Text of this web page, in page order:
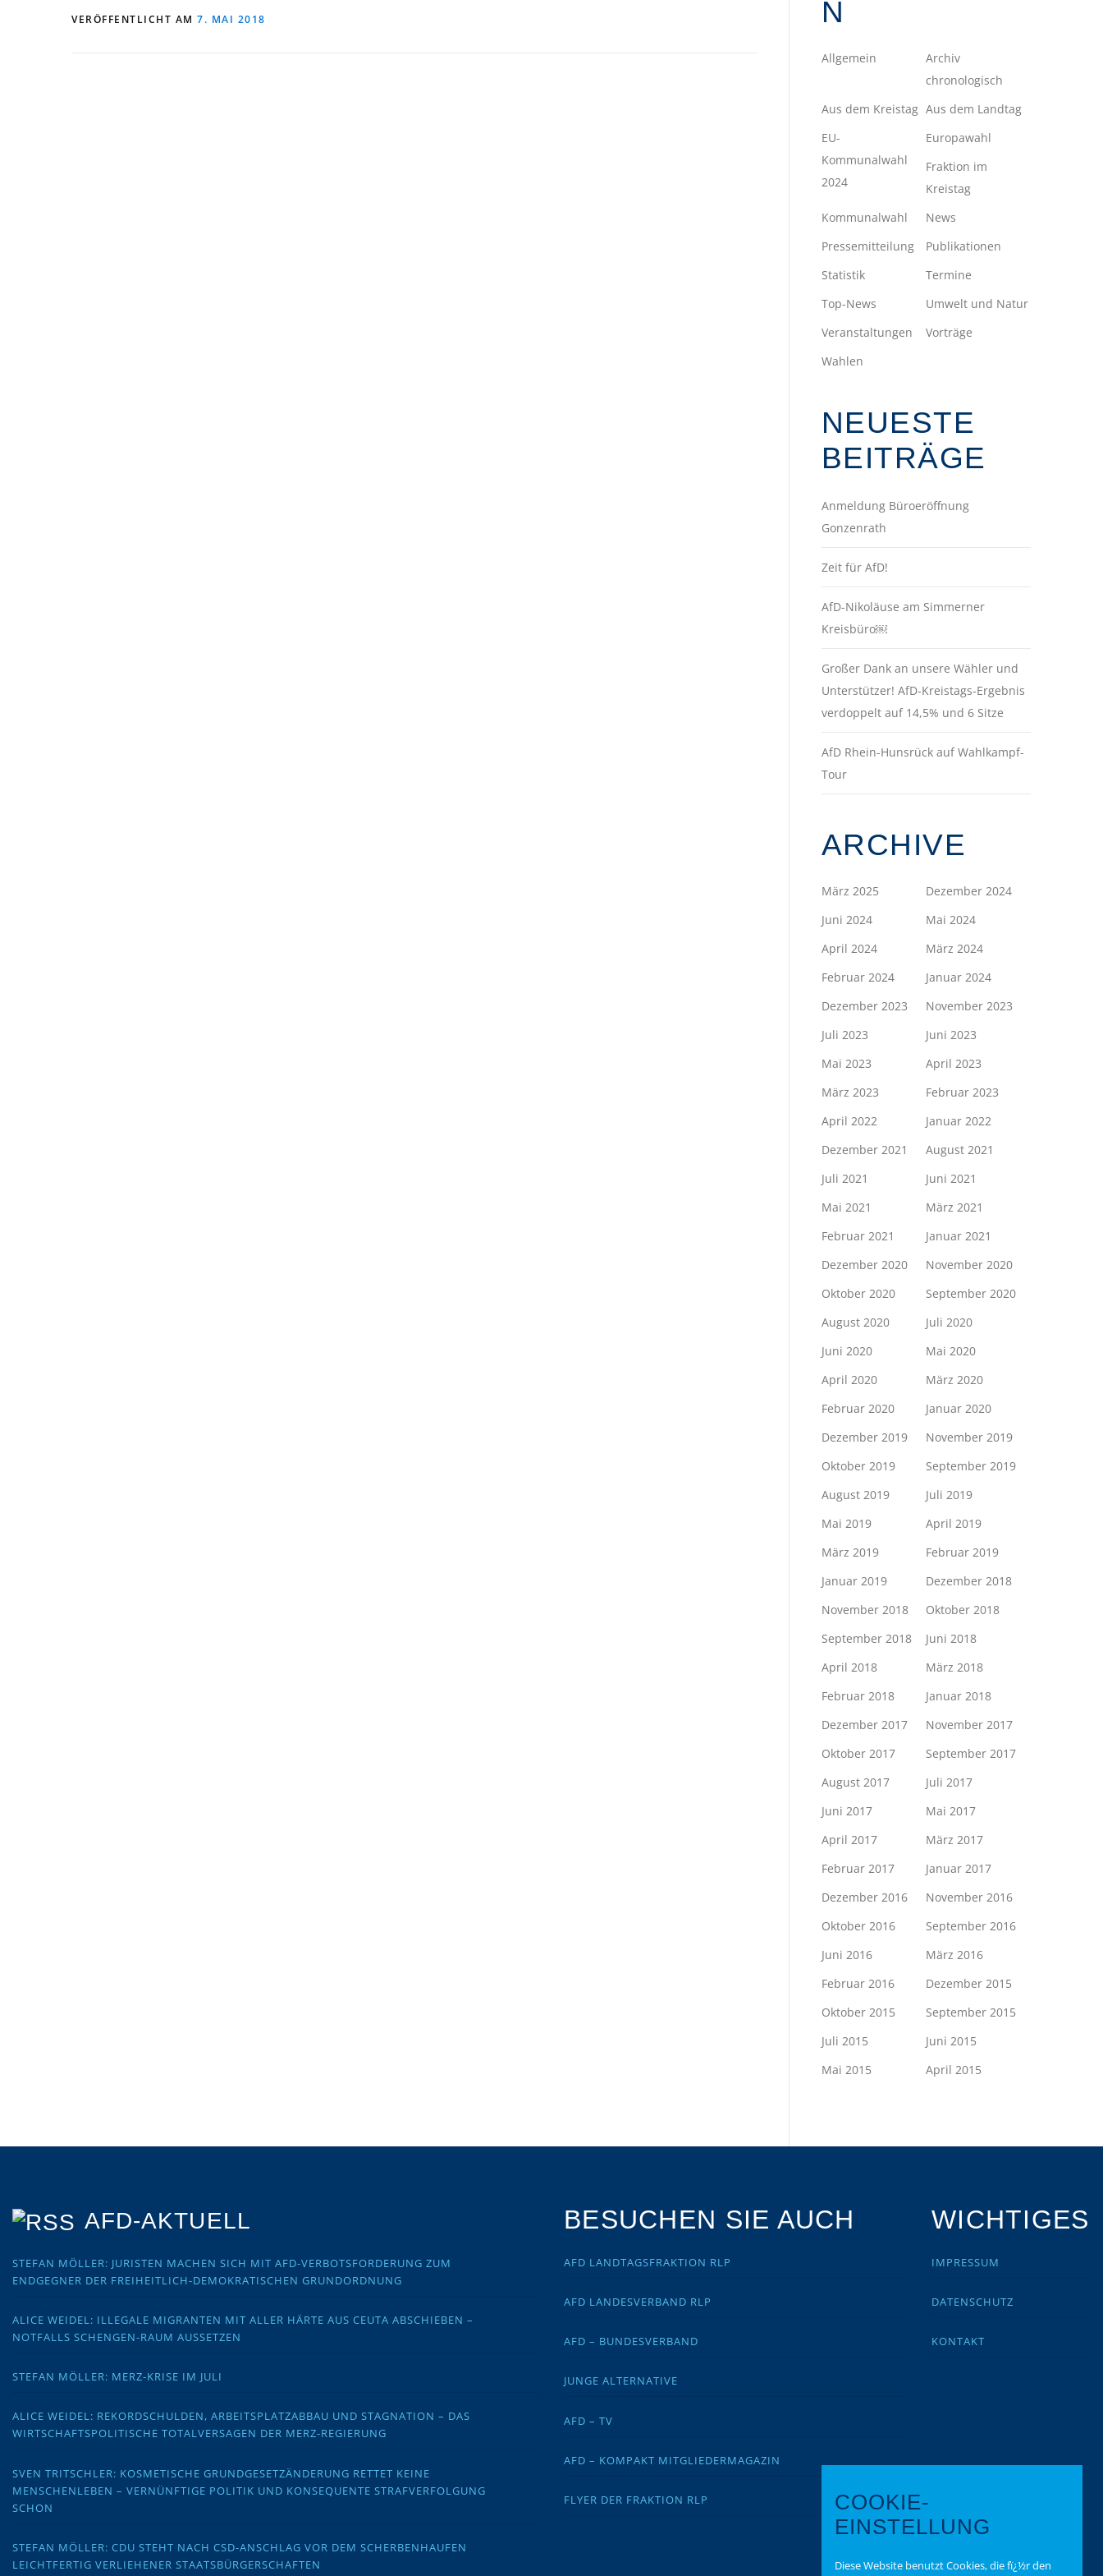
VERÖFFENTLICHT AM 7. MAI 2018
N
Allgemein
Archiv
chronologisch
Aus dem Kreistag Aus dem Landtag
EU-
Kommunalwahl
2024
Europawahl
Fraktion im
Kreistag
Kommunalwahl
News
Pressemitteilung
Publikationen
Statistik
Termine
Top-News
Umwelt und Natur
Veranstaltungen
Vorträge
Wahlen
NEUESTE
BEITRÄGE
Anmeldung Büroeröffnung
Gonzenrath
Zeit für AfD!
AfD-Nikoläuse am Simmerner
Kreisbüro￼
Großer Dank an unsere Wähler und
Unterstützer! AfD-Kreistags-Ergebnis
verdoppelt auf 14,5% und 6 Sitze
AfD Rhein-Hunsrück auf Wahlkampf-
Tour
ARCHIVE
März 2025
Dezember 2024
Juni 2024
Mai 2024
April 2024
März 2024
Februar 2024
Januar 2024
Dezember 2023
November 2023
Juli 2023
Juni 2023
Mai 2023
April 2023
März 2023
Februar 2023
April 2022
Januar 2022
Dezember 2021
August 2021
Juli 2021
Juni 2021
Mai 2021
März 2021
Februar 2021
Januar 2021
Dezember 2020
November 2020
Oktober 2020
September 2020
August 2020
Juli 2020
Juni 2020
Mai 2020
April 2020
März 2020
Februar 2020
Januar 2020
Dezember 2019
November 2019
Oktober 2019
September 2019
August 2019
Juli 2019
Mai 2019
April 2019
März 2019
Februar 2019
Januar 2019
Dezember 2018
November 2018
Oktober 2018
September 2018
Juni 2018
April 2018
März 2018
Februar 2018
Januar 2018
Dezember 2017
November 2017
Oktober 2017
September 2017
August 2017
Juli 2017
Juni 2017
Mai 2017
April 2017
März 2017
Februar 2017
Januar 2017
Dezember 2016
November 2016
Oktober 2016
September 2016
Juni 2016
März 2016
Februar 2016
Dezember 2015
Oktober 2015
September 2015
Juli 2015
Juni 2015
Mai 2015
April 2015
AFD-AKTUELL
STEFAN MÖLLER: JURISTEN MACHEN SICH MIT AFD-VERBOTSFORDERUNG ZUM
ENDGEGNER DER FREIHEITLICH-DEMOKRATISCHEN GRUNDORDNUNG
ALICE WEIDEL: ILLEGALE MIGRANTEN MIT ALLER HÄRTE AUS CEUTA ABSCHIEBEN –
NOTFALLS SCHENGEN-RAUM AUSSETZEN
STEFAN MÖLLER: MERZ-KRISE IM JULI
ALICE WEIDEL: REKORDSCHULDEN, ARBEITSPLATZABBAU UND STAGNATION – DAS
WIRTSCHAFTSPOLITISCHE TOTALVERSAGEN DER MERZ-REGIERUNG
SVEN TRITSCHLER: KOSMETISCHE GRUNDGESETZÄNDERUNG RETTET KEINE
MENSCHENLEBEN – VERNÜNFTIGE POLITIK UND KONSEQUENTE STRAFVERFOLGUNG
SCHON
STEFAN MÖLLER: CDU STEHT NACH CSD-ANSCHLAG VOR DEM SCHERBENHAUFEN
LEICHTFERTIG VERLIEHENER STAATSBÜRGERSCHAFTEN
BESUCHEN SIE AUCH
AFD LANDTAGSFRAKTION RLP
AFD LANDESVERBAND RLP
AFD – BUNDESVERBAND
JUNGE ALTERNATIVE
AFD – TV
AFD – KOMPAKT MITGLIEDERMAGAZIN
FLYER DER FRAKTION RLP
WICHTIGES
IMPRESSUM
DATENSCHUTZ
KONTAKT
COOKIE-
EINSTELLUNG
Diese Website benutzt Cookies, die fï¿½r den